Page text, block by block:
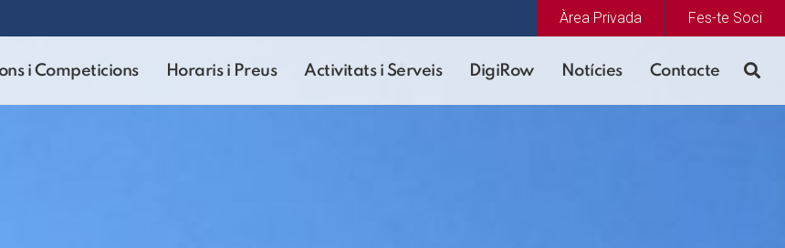
Àrea Privada Fes-te Soci
i Competicions Horaris i Preus Activitats i Serveis DigiRow Notícies Contacte